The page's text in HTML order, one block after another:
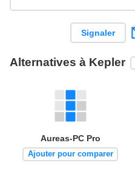
Signaler
Alternatives à Kepler
Aureas-PC Pro
Ajouter pour comparer